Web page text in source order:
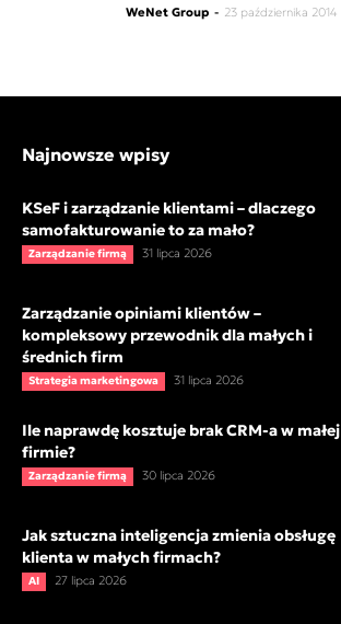
WeNet Group - 23 października 2014
Najnowsze wpisy
KSeF i zarządzanie klientami – dlaczego
samofakturowanie to za mało?
Zarządzanie firmą 31 lipca 2026
Zarządzanie opiniami klientów –
kompleksowy przewodnik dla małych i
średnich firm
Strategia marketingowa 31 lipca 2026
Ile naprawdę kosztuje brak CRM-a w małej
firmie?
Zarządzanie firmą 30 lipca 2026
Jak sztuczna inteligencja zmienia obsługę
klienta w małych firmach?
AI 27 lipca 2026